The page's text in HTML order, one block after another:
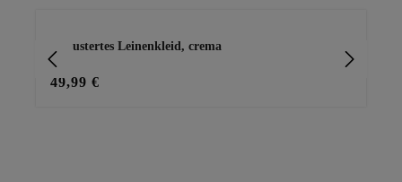
gemustertes Leinenkleid, crema
49,99 €